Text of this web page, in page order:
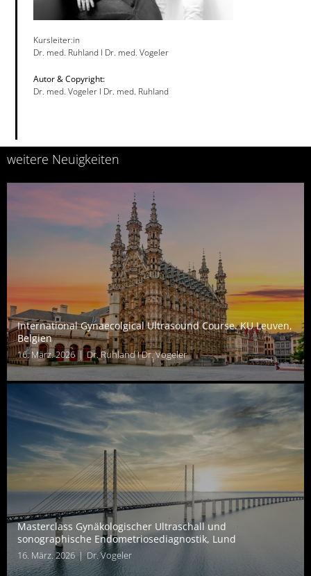
Kursleiter:in
Dr. med. Ruhland I Dr. med. Vogeler
Autor & Copyright:
Dr. med. Vogeler I Dr. med. Ruhland
weitere Neuigkeiten
International Gynaecolgical Ultrasound Course. KU Leuven,
Belgien
16. März. 2026 | Dr. Ruhland I Dr. Vogeler
Masterclass Gynäkologischer Ultraschall und
sonographische Endometriosediagnostik, Lund
16. März. 2026 | Dr. Vogeler